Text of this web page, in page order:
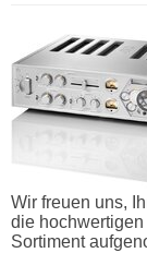
Wir freuen uns,
die
Sortiment